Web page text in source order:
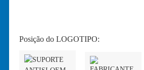
Posição do LOGOTIPO: